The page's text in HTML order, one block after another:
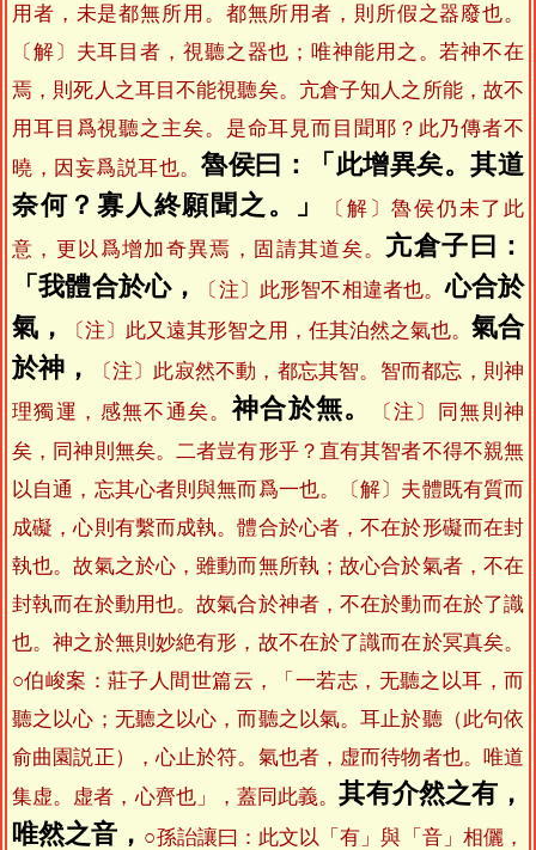
用者，未是都無所用。都無所用者，則所假之器廢也。
〔解〕夫耳目者，視聽之器也；唯神能用之。若神不在
焉，則死人之耳目不能視聽矣。亢倉子知人之所能，故不
用耳目爲視聽之主矣。是命耳見而目聞耶？此乃傳者不
曉，因妄爲説耳也。 魯侯曰：「此增異矣。其道
奈何？寡人終願聞之。」
〔解〕魯侯仍未了此
意，更以爲增加奇異焉，固請其道矣。亢倉子曰：
「我體合於心，
〔注〕此形智不相違者也。心合於
氣，
〔注〕此又遠其形智之用，任其泊然之氣也。 氣合
於神，
〔注〕此寂然不動，都忘其智。智而都忘，則神
理獨運，感無不通矣。神合於無。
〔注〕同無則神
矣，同神則無矣。二者豈有形乎？直有其智者不得不親無
以自通，忘其心者則與無而爲一也。〔解〕夫體既有質而
成礙，心則有繫而成執。體合於心者，不在於形礙而在封
執也。故氣之於心，雖動而無所執；故心合於氣者，不在
封執而在於動用也。故氣合於神者，不在於動而在於了識
也。神之於無則妙絶有形，故不在於了識而在於冥真矣。
○伯峻案：莊子人間世篇云，「一若志，无聽之以耳，而
聽之以心；无聽之以心，而聽之以氣。耳止於聽（此句依
俞曲園説正），心止於符。氣也者，虚而待物者也。唯道
集虚。虚者，心齊也」，蓋同此義。其有介然之有，
唯然之音， ○孫詒讓曰：此文以「有」與「音」相儷，